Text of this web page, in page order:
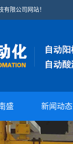
限公司网站！
盛 新闻动态